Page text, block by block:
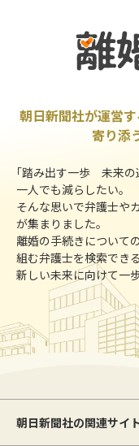
朝日新聞社が運営
寄り添
｢踏み出す一歩 未来の
一人でも減らしたい。
そんな思いで弁護士や
が集まりました。
離婚の手続きについて
組む弁護士を検索でき
新しい未来に向けて一
朝日新聞社の関連サイ